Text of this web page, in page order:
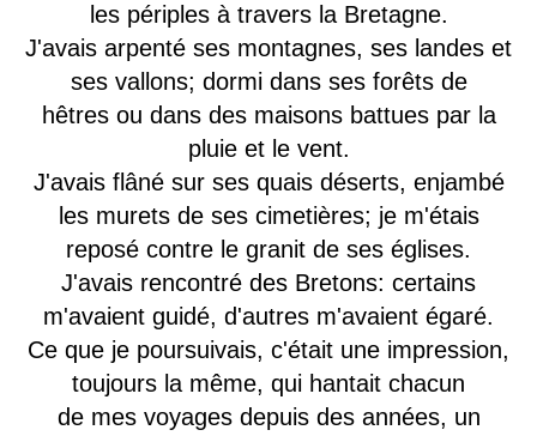
les périples à travers la Bretagne.
J'avais arpenté ses montagnes, ses landes et
ses vallons; dormi dans ses forêts de
hêtres ou dans des maisons battues par la
pluie et le vent.
J'avais flâné sur ses quais déserts, enjambé
les murets de ses cimetières; je m'étais
reposé contre le granit de ses églises.
J'avais rencontré des Bretons: certains
m'avaient guidé, d'autres m'avaient égaré.
Ce que je poursuivais, c'était une impression,
toujours la même, qui hantait chacun
de mes voyages depuis des années, un